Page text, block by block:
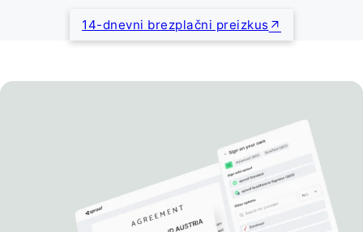
14-dnevni brezplačni preizkus